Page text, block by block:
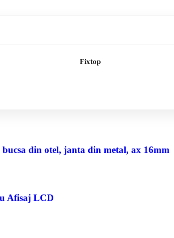
Fixtop
din otel, janta din metal, ax 16mm
Afisaj LCD